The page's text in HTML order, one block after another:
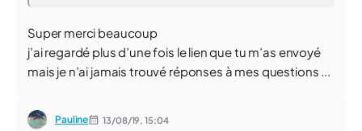
Super merci beaucoup
j’ai regardé plus d’une fois le lien que tu m’as envoyé
mais je n’ai jamais trouvé réponses à mes questions ...
Pauline 13/08/19,15:04